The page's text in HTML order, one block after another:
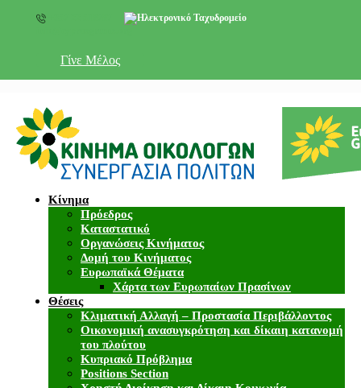
Γίνε Μέλος
Κίνημα
Πρόεδρος
Καταστατικό
Οργανώσεις Κινήματος
Δομή του Κινήματος
Ευρωπαϊκά Θέματα
Χάρτα των Ευρωπαίων Πρασίνων
Θέσεις
Κλιματική Αλλαγή – Προστασία Περιβάλλοντος
Οικονομική ανασυγκρότηση και δίκαιη κατανομή
του πλούτου
Κυπριακό Πρόβλημα
Positions Section